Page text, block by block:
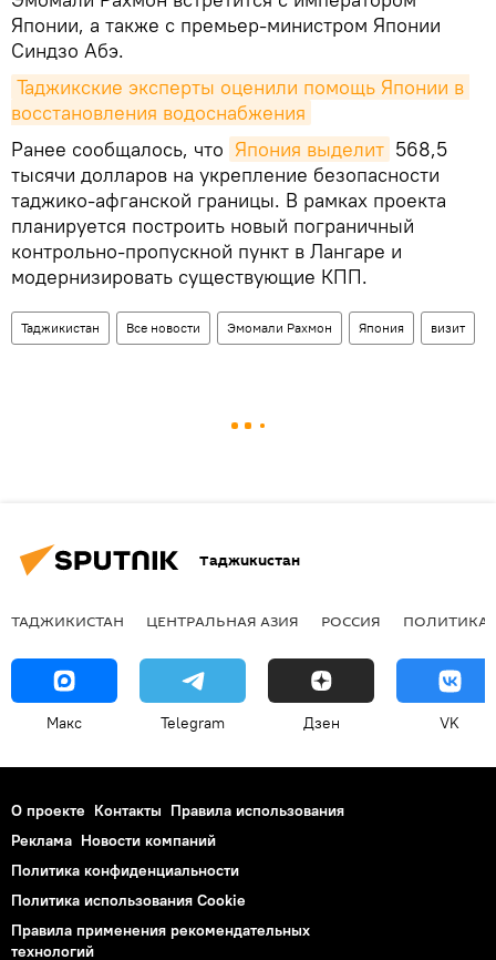
Японии, а также с премьер-министром Японии
Синдзо Абэ.
Таджикские эксперты оценили помощь Японии в
восстановления водоснабжения
Ранее сообщалось, что Япония выделит 568,5
тысячи долларов на укрепление безопасности
таджико-афганской границы. В рамках проекта
планируется построить новый пограничный
контрольно-пропускной пункт в Лангаре и
модернизировать существующие КПП.
Таджикистан Все новости Эмомали Рахмон Япония визит
Таджикистан
ТАДЖИКИСТАН ЦЕНТРАЛЬНАЯ АЗИЯ РОССИЯ ПОЛИТИКА
Макс Telegram Дзен VK
О проекте Контакты Правила использования
Реклама Новости компаний
Политика конфиденциальности
Политика использования Cookie
Правила применения рекомендательных
технологий